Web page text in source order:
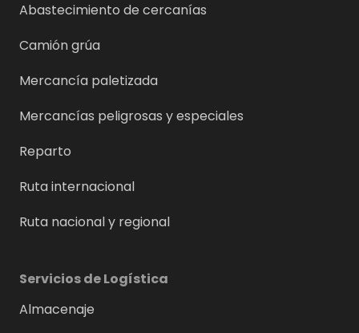
Abastecimiento de cercanías
Camión grúa
Mercancía paletizada
Mercancías peligrosas y especiales
Reparto
Ruta internacional
Ruta nacional y regional
Servicios de Logística
Almacenaje